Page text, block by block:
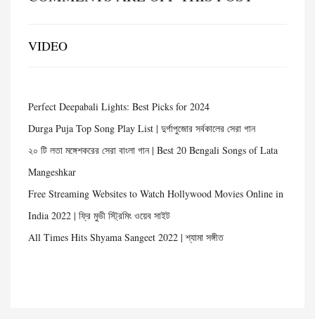
VIDEO
Perfect Deepabali Lights: Best Picks for 2024
Durga Puja Top Song Play List | দুর্গাপুজোর সর্বকালের সেরা গান
২০ টি লতা মঙ্গেশকরের সেরা বাংলা গান | Best 20 Bengali Songs of Lata
Mangeshkar
Free Streaming Websites to Watch Hollywood Movies Online in
India 2022 | ফ্রি মুভী স্ট্রিমিং ওয়েব সাইট
All Times Hits Shyama Sangeet 2022 | শ্যামা সঙ্গীত